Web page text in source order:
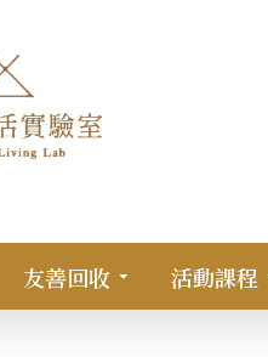
友善回收 活動課程